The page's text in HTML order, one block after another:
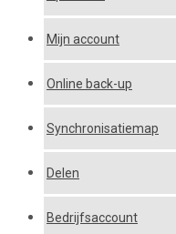
Mijn account
Online back-up
Synchronisatiemap
Delen
Bedrijfsaccount